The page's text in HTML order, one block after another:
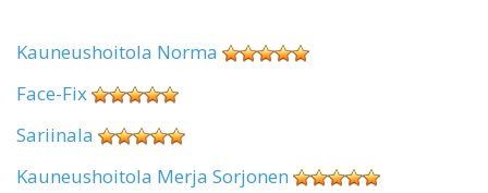
Kauneushoitola Norma
Face-Fix
Sariinala
Kauneushoitola Merja Sorjonen